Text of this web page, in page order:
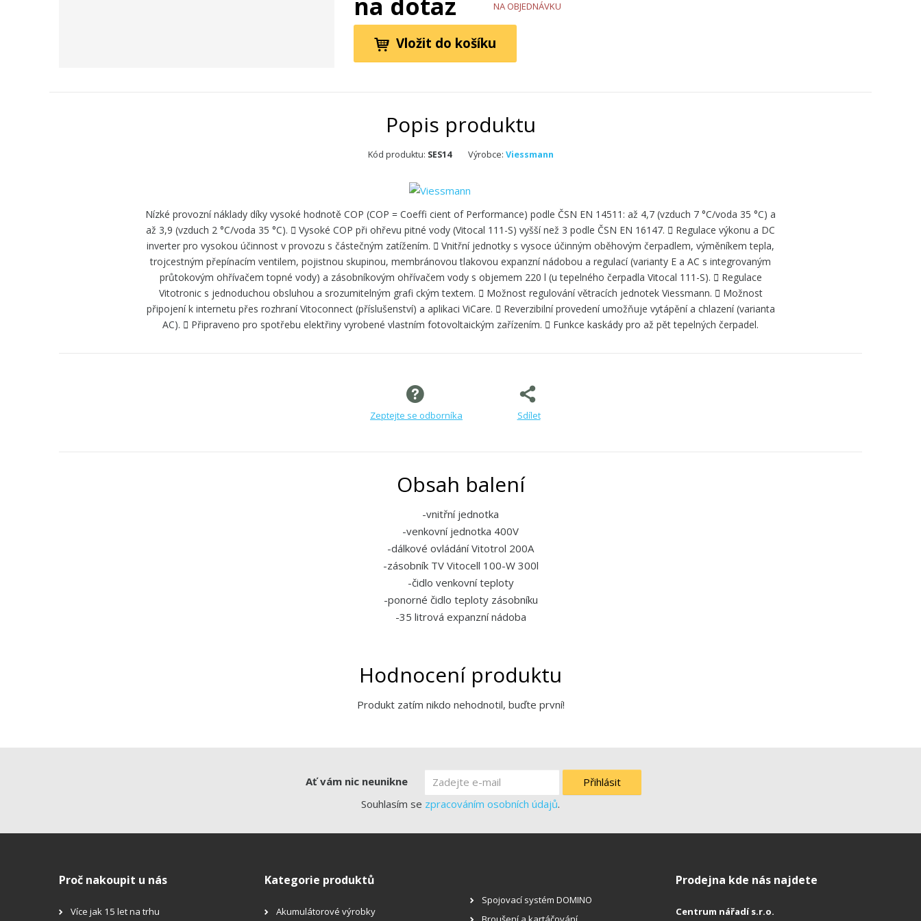
NA OBJEDNÁVKU
Vložit do košíku
Popis produktu
Kód produktu: SES14 Výrobce: Viessmann
Nízké provozní náklady díky vysoké hodnotě COP (COP = Coeffi cient of Performance) podle ČSN EN 14511: až 4,7 (vzduch 7 °C/voda 35 °C) a
až 3,9 (vzduch 2 °C/voda 35 °C).  Vysoké COP při ohřevu pitné vody (Vitocal 111-S) vyšší než 3 podle ČSN EN 16147.  Regulace výkonu a DC
inverter pro vysokou účinnost v provozu s částečným zatížením.  Vnitřní jednotky s vysoce účinným oběhovým čerpadlem, výměníkem tepla,
trojcestným přepínacím ventilem, pojistnou skupinou, membránovou tlakovou expanzní nádobou a regulací (varianty E a AC s integrovaným
průtokovým ohřívačem topné vody) a zásobníkovým ohřívačem vody s objemem 220 l (u tepelného čerpadla Vitocal 111-S).  Regulace
Vitotronic s jednoduchou obsluhou a srozumitelným grafi ckým textem.  Možnost regulování větracích jednotek Viessmann.  Možnost
připojení k internetu přes rozhraní Vitoconnect (příslušenství) a aplikaci ViCare.  Reverzibilní provedení umožňuje vytápění a chlazení (varianta
AC).  Připraveno pro spotřebu elektřiny vyrobené vlastním fotovoltaickým zařízením.  Funkce kaskády pro až pět tepelných čerpadel.
Zeptejte se odborníka Sdílet
Obsah balení
-vnitřní jednotka
-venkovní jednotka 400V
-dálkové ovládání Vitotrol 200A
-zásobník TV Vitocell 100-W 300l
-čidlo venkovní teploty
-ponorné čidlo teploty zásobníku
-35 litrová expanzní nádoba
Hodnocení produktu
Produkt zatím nikdo nehodnotil, buďte první!
Ať vám nic neunikne
Přihlásit
Souhlasím se zpracováním osobních údajů.
Proč nakoupit u nás
Více jak 15 let na trhu
Kategorie produktů
Akumulátorové výrobky
Spojovací systém DOMINO
Prodejna kde nás najdete
Centrum nářadí s.r.o.